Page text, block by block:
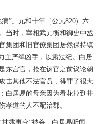
”。元和十年（公元820）六
当时，宰相武元衡和御史中丞
集团和旧官僚集团居然保持镇
主严缉凶手，以肃法纪。白居
东宫官，抢在谏官之前议论朝
击其他不法官员，得罪了很大
白居易的母亲因为看花掉到井
孝道的人不配治郡。
露事变”被杀，白居易听闻